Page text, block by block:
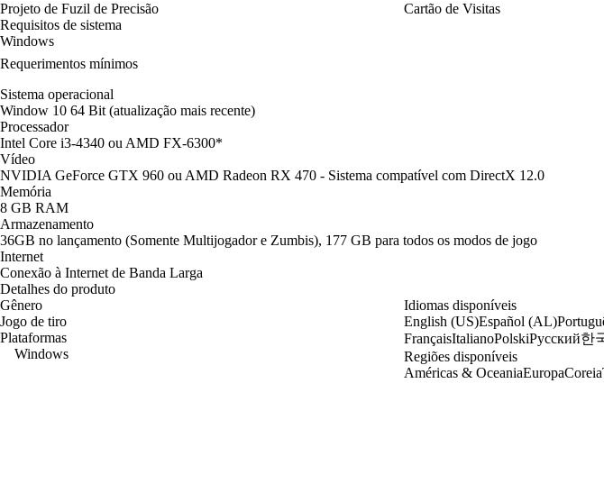
Projeto de Fuzil de Precisão Cartão de Visitas
Requisitos de sistema
Windows
Requerimentos mínimos
Sistema operacional
Window 10 64 Bit (atualização mais recente)
Processador
Intel Core i3-4340 ou AMD FX-6300*
Vídeo
NVIDIA GeForce GTX 960 ou AMD Radeon RX 470 - Sistema compatível com DirectX 12.0
Memória
8 GB RAM
Armazenamento
36GB no lançamento (Somente Multijogador e Zumbis), 177 GB para todos os modos de jogo
Internet
Conexão à Internet de Banda Larga
Detalhes do produto
Gênero
Jogo de tiro
Plataformas
Windows
Idiomas disponíveis
English (US)Español (AL)
FrançaisItalianoPolskiРусский한
Regiões disponíveis
Américas & OceaniaEuropaCoreia